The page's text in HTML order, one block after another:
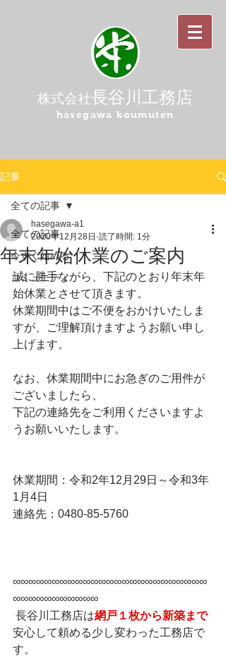
株式会社長谷川工務店
hasegawa koumuten
記事
全ての記事
今すぐ始める
コミュニティ
全ての記事
年末年始休業のご案内
hasegawa-a1
2020年12月28日 読了時間: 1分
誠に勝手ながら、下記のとおり年末年
始休業とさせて頂きます。
休業期間中はご不便をおかけいたしま
すが、ご理解頂けますようお願い申し
上げます。
なお、休業期間中にお急ぎのご用件が
ございましたら、
下記の連絡先をご利用くださいますよ
うお願いいたします。
休業期間：令和2年12月29日～令和3年
1月4日
連絡先：0480-85-5760
∞∞∞∞∞∞∞∞∞∞∞∞∞∞∞∞∞∞∞∞∞∞∞∞∞
∞∞∞∞∞∞∞∞∞∞∞
長谷川工務店は網戸１枚から新築まで
安心して頼める少し変わった工務店で
す。